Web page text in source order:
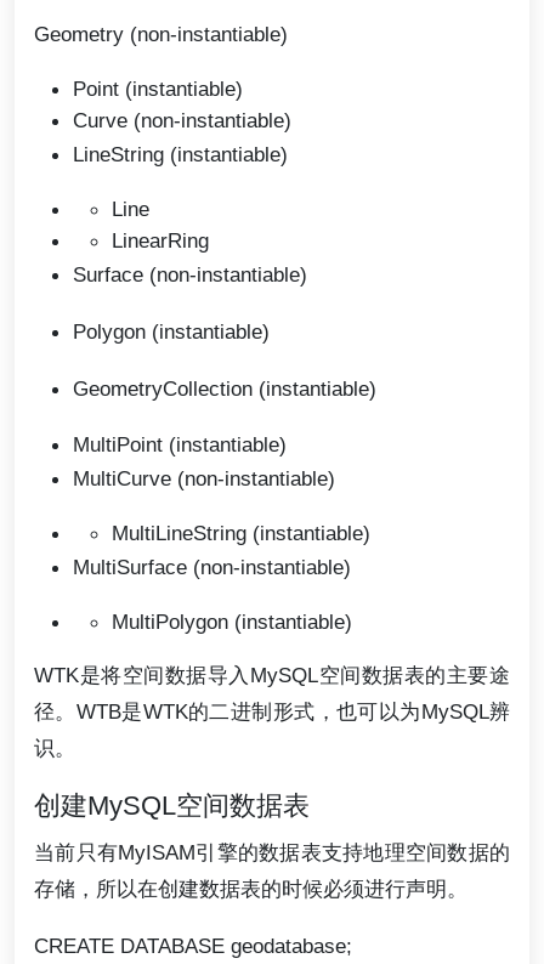
Geometry (non-instantiable)
Point (instantiable)
Curve (non-instantiable)
LineString (instantiable)
Line
LinearRing
Surface (non-instantiable)
Polygon (instantiable)
GeometryCollection (instantiable)
MultiPoint (instantiable)
MultiCurve (non-instantiable)
MultiLineString (instantiable)
MultiSurface (non-instantiable)
MultiPolygon (instantiable)
WTK是将空间数据导入MySQL空间数据表的主要途
径。WTB是WTK的二进制形式，也可以为MySQL辨
识。
创建MySQL空间数据表
当前只有MyISAM引擎的数据表支持地理空间数据的
存储，所以在创建数据表的时候必须进行声明。
CREATE DATABASE geodatabase;